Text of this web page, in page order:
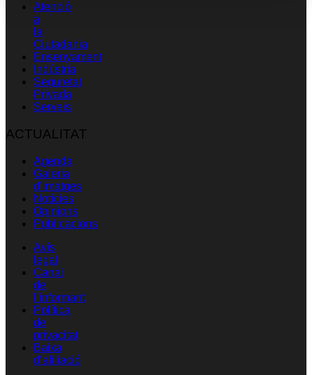
Atenció
a
la
Ciutadania
Ensenyament
Indústria
Seguretat
Privada
Serveis
ACTUALITAT
Agenda
Galeria
d’imatges
Notícies
Opinions
Publicacions
Avís
legal
Canal
de
l’informant
Política
de
privacitat
Baixa
d’afiliació